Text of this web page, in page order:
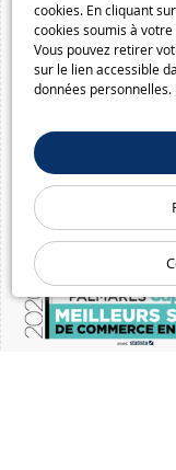
cookies. En cliquant
cookies soumis à
Vous pouvez retirer
sur le lien accessible
données personnelles.